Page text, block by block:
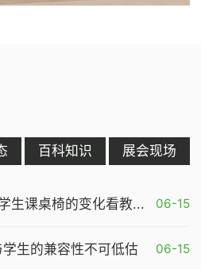
百科知识 展会现场
生课桌椅的变化看教... 06-15
生的兼容性不可低估 06-15